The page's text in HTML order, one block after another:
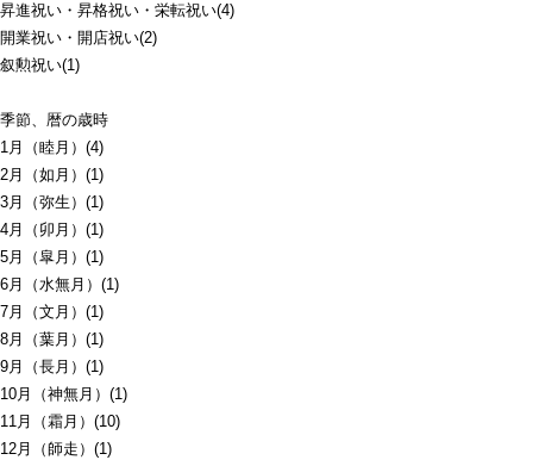
昇進祝い・昇格祝い・栄転祝い(4)
開業祝い・開店祝い(2)
叙勲祝い(1)
季節、暦の歳時
1月（睦月）(4)
2月（如月）(1)
3月（弥生）(1)
4月（卯月）(1)
5月（皐月）(1)
6月（水無月）(1)
7月（文月）(1)
8月（葉月）(1)
9月（長月）(1)
10月（神無月）(1)
11月（霜月）(10)
12月（師走）(1)